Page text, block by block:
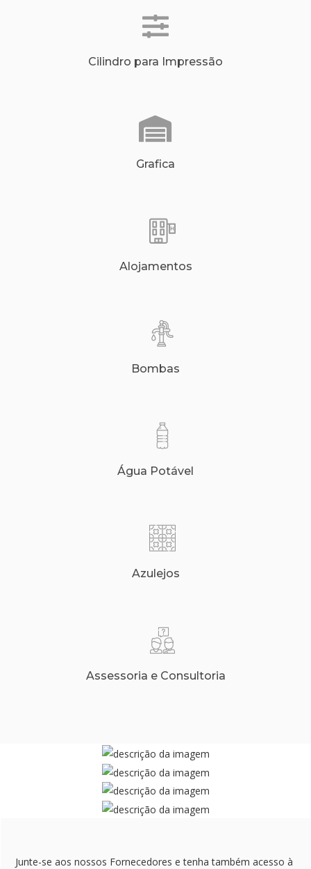
Cilindro para Impressão
Grafica
Alojamentos
Bombas
Água Potável
Azulejos
Assessoria e Consultoria
Junte-se aos nossos Fornecedores e tenha também acesso à